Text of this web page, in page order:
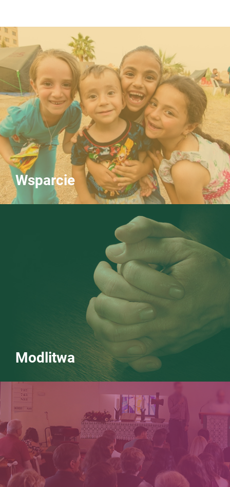
Wsparcie
Modlitwa